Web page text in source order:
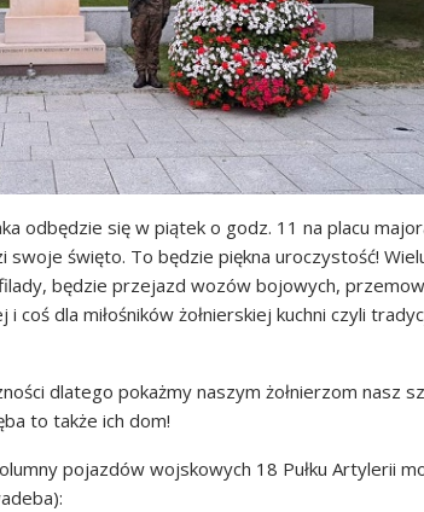
odbędzie się w piątek o godz. 11 na placu
święto. To będzie piękna uroczystość!
będzie przejazd wozów bojowych,
coś dla miłośników żołnierskiej kuchni czyli
dlatego pokażmy naszym żołnierzom nasz
to także ich dom!
pojazdów wojskowych 18 Pułku Artylerii